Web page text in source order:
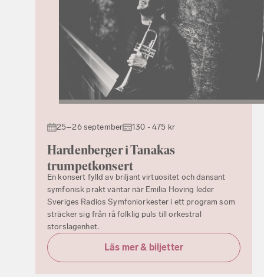
25–26 september 130 - 475 kr
Hardenberger i Tanakas
trumpetkonsert
En konsert fylld av briljant virtuositet och dansant
symfonisk prakt väntar när Emilia Hoving leder
Sveriges Radios Symfoniorkester i ett program som
sträcker sig från rå folklig puls till orkestral
storslagenhet.
Läs mer & biljetter